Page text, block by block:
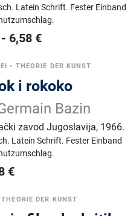
Latein Schrift. Fester Einband
- 6,58 €
• THEORIE DER KUNST
i rokoko
Bazin
zavod Jugoslavija, 1966.
Latein Schrift. Fester Einband
€
THEORIE DER KUNST